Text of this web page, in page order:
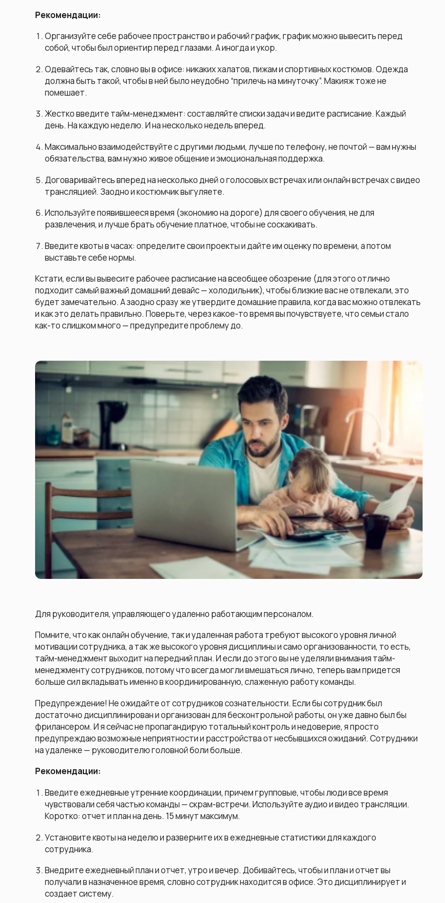
Рекомендации:
Организуйте себе рабочее пространство и рабочий график, график можно вывесить перед
собой, чтобы был ориентир перед глазами. А иногда и укор.
Одевайтесь так, словно вы в офисе: никаких халатов, пижам и спортивных костюмов. Одежда
должна быть такой, чтобы в ней было неудобно “прилечь на минуточку”. Макияж тоже не
помешает.
Жестко введите тайм-менеджмент: составляйте списки задач и ведите расписание. Каждый
день. На каждую неделю. И на несколько недель вперед.
Максимально взаимодействуйте с другими людьми, лучше по телефону, не почтой — вам нужны
обязательства, вам нужно живое общение и эмоциональная поддержка.
Договаривайтесь вперед на несколько дней о голосовых встречах или онлайн встречах с видео
трансляцией. Заодно и костюмчик выгуляете.
Используйте появившееся время (экономию на дороге) для своего обучения, не для
развлечения, и лучше брать обучение платное, чтобы не соскакивать.
Введите квоты в часах: определите свои проекты и дайте им оценку по времени, а потом
выставьте себе нормы.
Кстати, если вы вывесите рабочее расписание на всеобщее обозрение (для этого отлично
подходит самый важный домашний девайс — холодильник), чтобы близкие вас не отвлекали, это
будет замечательно. А заодно сразу же утвердите домашние правила, когда вас можно отвлекать
и как это делать правильно. Поверьте, через какое-то время вы почувствуете, что семьи стало
как-то слишком много — предупредите проблему до.
Для руководителя, управляющего удаленно работающим персоналом.
Помните, что как онлайн обучение, так и удаленная работа требуют высокого уровня личной
мотивации сотрудника, а так же высокого уровня дисциплины и само организованности, то есть,
тайм-менеджмент выходит на передний план. И если до этого вы не уделяли внимания тайм-
менеджменту сотрудников, потому что всегда могли вмешаться лично, теперь вам придется
больше сил вкладывать именно в координированную, слаженную работу команды.
Предупреждение! Не ожидайте от сотрудников сознательности. Если бы сотрудник был
достаточно дисциплинирован и организован для бесконтрольной работы, он уже давно был бы
фрилансером. И я сейчас не пропагандирую тотальный контроль и недоверие, я просто
предупреждаю возможные неприятности и расстройства от несбывшихся ожиданий. Сотрудники
на удаленке — руководителю головной боли больше.
Рекомендации:
Введите ежедневные утренние координации, причем групповые, чтобы люди все время
чувствовали себя частью команды — скрам-встречи. Используйте аудио и видео трансляции.
Коротко: отчет и план на день. 15 минут максимум.
Установите квоты на неделю и разверните их в ежедневные статистики для каждого
сотрудника.
Внедрите ежедневный план и отчет, утро и вечер. Добивайтесь, чтобы и план и отчет вы
получали в назначенное время, словно сотрудник находится в офисе. Это дисциплинирует и
создает систему.